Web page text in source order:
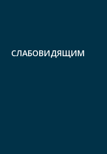
СЛАБОВИДЯЩИМ